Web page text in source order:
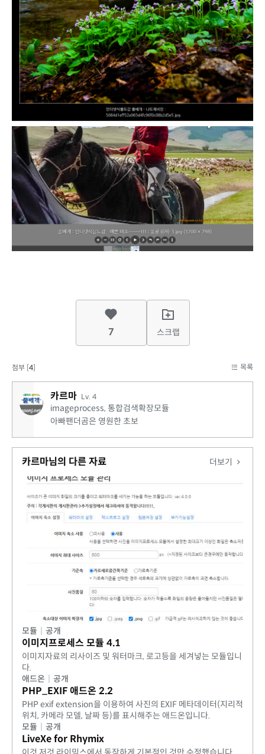
7 스크랩
첨부 [4] 목록
카르마 Lv. 4
imageprocess, 통합검색확장모듈
아빠팬더곰은 영원한 초보
카르마님의 다른 자료 더보기
모듈 공개
이미지프로세스 모듈 4.1
이미지자료의 리사이즈 및 워터마크, 로고등을 세겨넣는 모듈입니
다.
애드온
공개
PHP_EXIF 애드온 2.2
PHP exif extension을 이용하여 사진의 EXIF 메타데이터(지리적
위치, 카메라 모델, 날짜 등)를 표시해주는 애드온입니다.
모듈
공개
LiveXe for Rhymix